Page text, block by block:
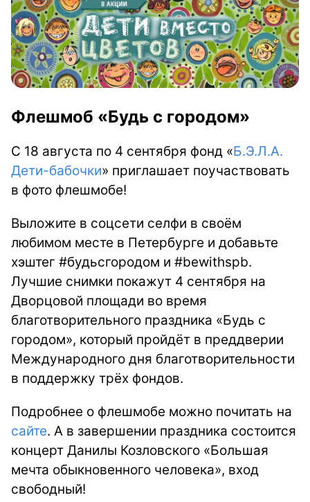
Флешмоб «Будь с городом»
С 18 августа по 4 сентября фонд «Б.Э.Л.А.
Дети-бабочки» приглашает поучаствовать
в фото флешмобе!
Выложите в соцсети селфи в своём
любимом месте в Петербурге и добавьте
хэштег ‪#‎будьсгородом‬‬ и ‪#‎bewithspb‬‬.
Лучшие снимки покажут 4 сентября на
Дворцовой площади во время
благотворительного праздника «Будь с
городом», который пройдёт в преддверии
Международного дня благотворительности
в поддержку трёх фондов.
Подробнее о флешмобе можно почитать на
сайте. А в завершении праздника состоится
концерт Данилы Козловского «Большая
мечта обыкновенного человека», вход
свободный!